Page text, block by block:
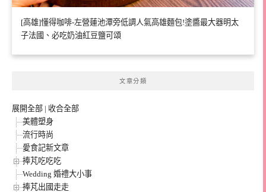
[高雄]懂得咖啡-左營蓮池潭旁低調人氣高雄麵包!塗醬最大器明太
子法國、必吃奶油紅豆鹽可頌
文章分類
展開全部 | 收合全部
美體塑身
流行時尚
愛食記新文章
捧芃吃吃吃
Wedding 婚禮大小事
捧芃出國走走